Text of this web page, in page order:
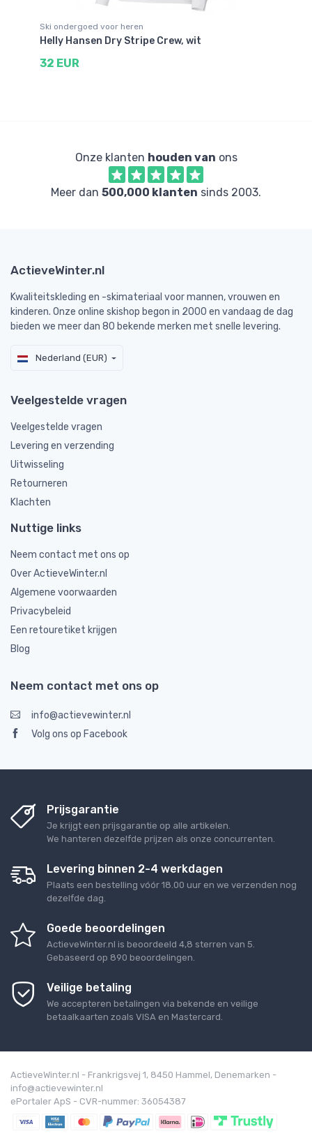
Ski ondergoed voor heren
Helly Hansen Dry Stripe Crew, wit
32 EUR
Onze klanten houden van ons
Meer dan 500,000 klanten sinds 2003.
ActieveWinter.nl
Kwaliteitskleding en -skimateriaal voor mannen, vrouwen en
kinderen. Onze online skishop begon in 2000 en vandaag de dag
bieden we meer dan 80 bekende merken met snelle levering.
Nederland (EUR)
Veelgestelde vragen
Veelgestelde vragen
Levering en verzending
Uitwisseling
Retourneren
Klachten
Nuttige links
Neem contact met ons op
Over ActieveWinter.nl
Algemene voorwaarden
Privacybeleid
Een retouretiket krijgen
Blog
Neem contact met ons op
info@actievewinter.nl
Volg ons op Facebook
Prijsgarantie
Je krijgt een prijsgarantie op alle artikelen.
We hanteren dezelfde prijzen als onze concurrenten.
Levering binnen 2-4 werkdagen
Plaats een bestelling vóór 18.00 uur en we verzenden nog
dezelfde dag.
Goede beoordelingen
ActieveWinter.nl is beoordeeld 4,8 sterren van 5
Gebaseerd op 890 beoordelingen.
Veilige betaling
We accepteren betalingen via bekende en veilige
betaalkaarten zoals VISA en Mastercard.
ActieveWinter.nl - Frankrigsvej 1, 8450 Hammel, Denemarken -
info@actievewinter.nl
ePortaler ApS - CVR-nummer: 36054387